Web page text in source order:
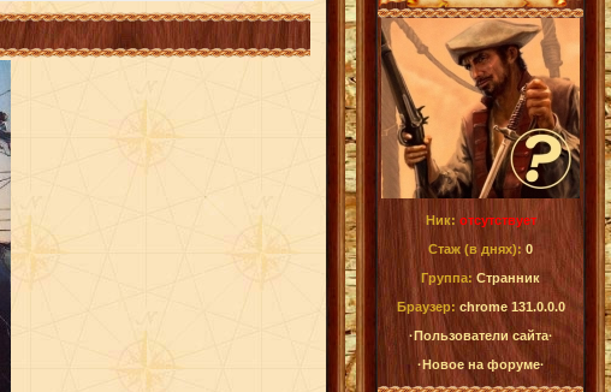
Ник: отсутствует
Стаж (в днях): 0
Группа: Странник
Браузер: chrome 131.0.0.0
·Пользователи сайта·
·Новое на форуме·